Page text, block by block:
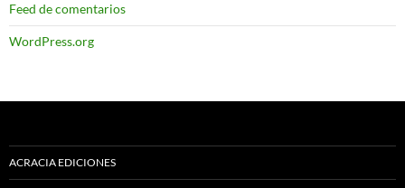
Feed de comentarios
WordPress.org
ACRACIA EDICIONES